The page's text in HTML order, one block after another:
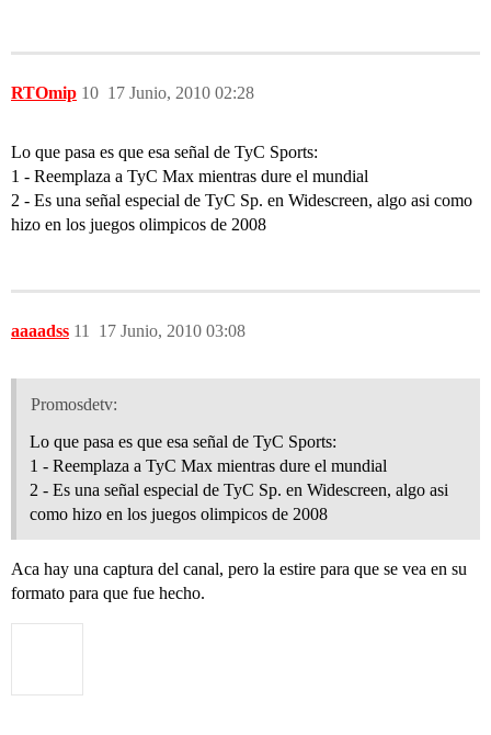
RTOmip 17 Junio, 2010 02:28
10
Lo que pasa es que esa señal de TyC Sports:
1 - Reemplaza a TyC Max mientras dure el mundial
2 - Es una señal especial de TyC Sp. en Widescreen, algo asi como
hizo en los juegos olimpicos de 2008
aaaadss 17 Junio, 2010 03:08
11
Promosdetv:
Lo que pasa es que esa señal de TyC Sports:
1 - Reemplaza a TyC Max mientras dure el mundial
2 - Es una señal especial de TyC Sp. en Widescreen, algo asi
como hizo en los juegos olimpicos de 2008
Aca hay una captura del canal, pero la estire para que se vea en su
formato para que fue hecho.